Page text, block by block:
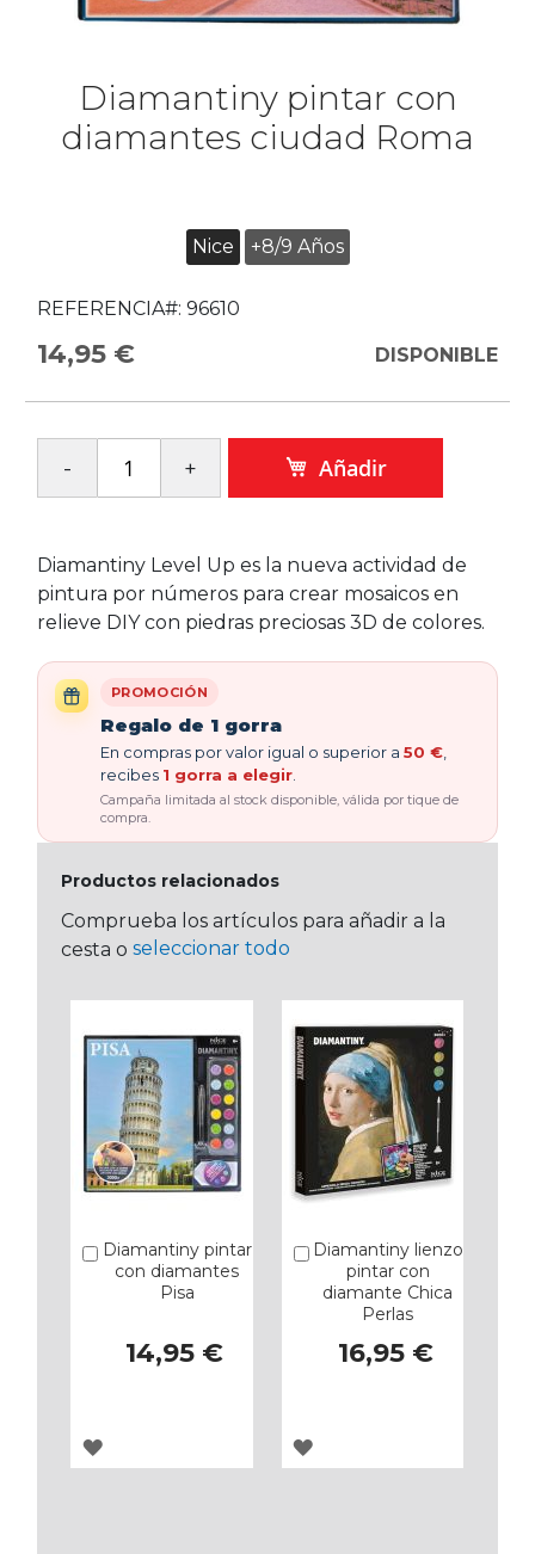
Diamantiny pintar con
diamantes ciudad Roma
Nice +8/9 Años
REFERENCIA#: 96610
14,95 € DISPONIBLE
Añadir
Diamantiny Level Up es la nueva actividad de
pintura por números para crear mosaicos en
relieve DIY con piedras preciosas 3D de colores.
PROMOCIÓN
Regalo de 1 gorra
En compras por valor igual o superior a 50 €
recibes 1 gorra a elegir
Campaña limitada al stock disponible, válida por tique de
compra.
Productos relacionados
Comprueba los artículos para añadir a la
cesta o seleccionar todo
Diamantiny pintar
con diamantes
Pisa
14,95 €
Añadir
AGREGAR
Diamantiny lienzo
pintar con
diamante Chica
Perlas
16,95 €
Añadir
AGREGAR